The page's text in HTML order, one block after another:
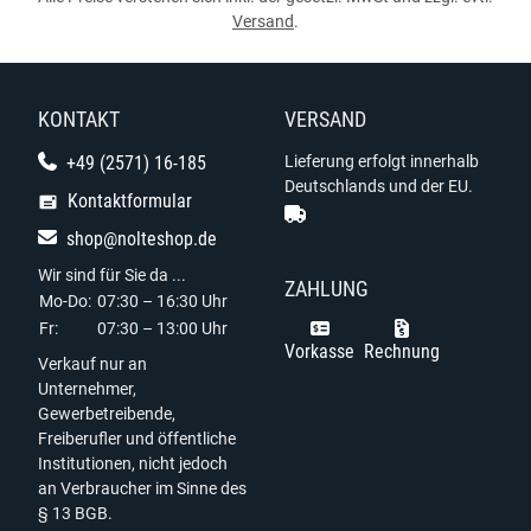
Versand.
KONTAKT
+49 (2571) 16-185
Kontaktformular
shop@nolteshop.de
Wir sind für Sie da ...
Mo-Do: 07:30 – 16:30 Uhr
Fr:
07:30 – 13:00 Uhr
Verkauf nur an
Unternehmer,
Gewerbetreibende,
Freiberufler und öffentliche
Institutionen, nicht jedoch
an Verbraucher im Sinne des
§ 13 BGB.
VERSAND
Lieferung erfolgt innerhalb
Deutschlands und der EU.
ZAHLUNG
Vorkasse Rechnung